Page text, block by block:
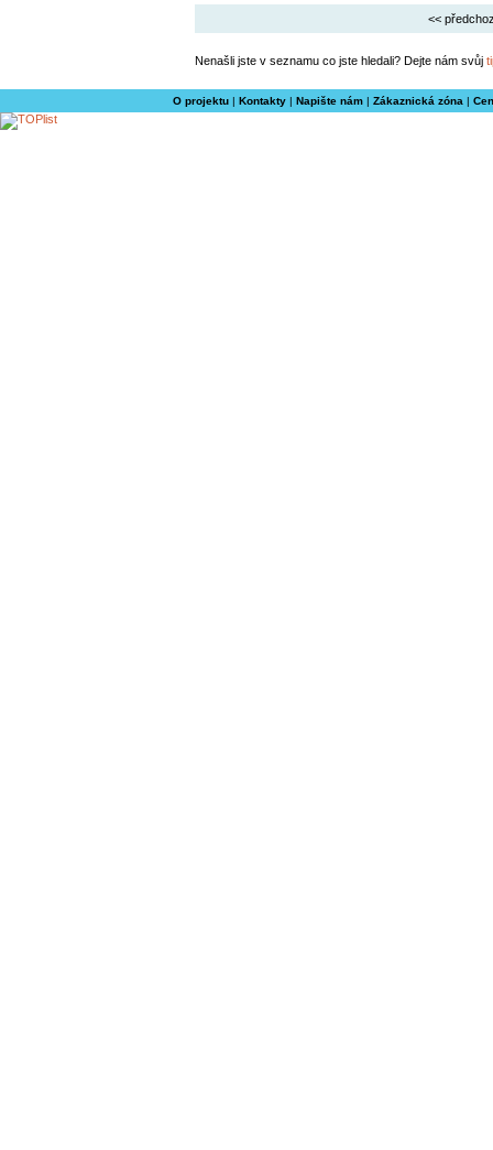
<<
Nenašli jste v seznamu co jste hledali? Dejte nám svůj
O projektu| Kontakty| Napište nám| Zákaznická zóna |